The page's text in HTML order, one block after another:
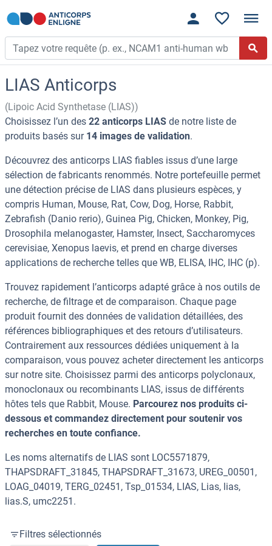
LIAS Anticorps
(Lipoic Acid Synthetase (LIAS))
Choisissez l’un des 22 anticorps LIAS de notre liste de
produits basés sur 14 images de validation.
Découvrez des anticorps LIAS fiables issus d’une large
sélection de fabricants renommés. Notre portefeuille permet
une détection précise de LIAS dans plusieurs espèces, y
compris Human, Mouse, Rat, Cow, Dog, Horse, Rabbit,
Zebrafish (Danio rerio), Guinea Pig, Chicken, Monkey, Pig,
Drosophila melanogaster, Hamster, Insect, Saccharomyces
cerevisiae, Xenopus laevis, et prend en charge diverses
applications de recherche telles que WB, ELISA, IHC, IHC (p).
Trouvez rapidement l’anticorps adapté grâce à nos outils de
recherche, de filtrage et de comparaison. Chaque page
produit fournit des données de validation détaillées, des
références bibliographiques et des retours d’utilisateurs.
Contrairement aux ressources dédiées uniquement à la
comparaison, vous pouvez acheter directement les anticorps
sur notre site. Choisissez parmi des anticorps polyclonaux,
monoclonaux ou recombinants LIAS, issus de différents
hôtes tels que Rabbit, Mouse. Parcourez nos produits ci-
dessous et commandez directement pour soutenir vos
recherches en toute confiance.
Les noms alternatifs de LIAS sont LOC5571879,
THAPSDRAFT_31845, THAPSDRAFT_31673, UREG_00501,
LOAG_04019, TERG_02451, Tsp_01534, LIAS, Lias, lias,
lias.S, umc2251.
Filtres sélectionnés